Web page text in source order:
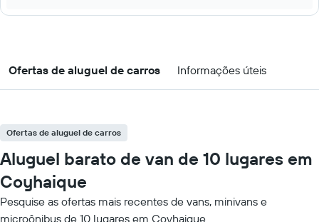
Ofertas de aluguel de carros Informações úteis
Ofertas de aluguel de carros
Aluguel barato de van de 10 lugares em
Coyhaique
Pesquise as ofertas mais recentes de vans, minivans e
microônibus de 10 lugares em Coyhaique